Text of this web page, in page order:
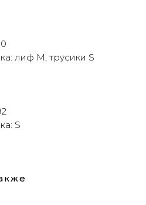
лиф M, трусики S
S